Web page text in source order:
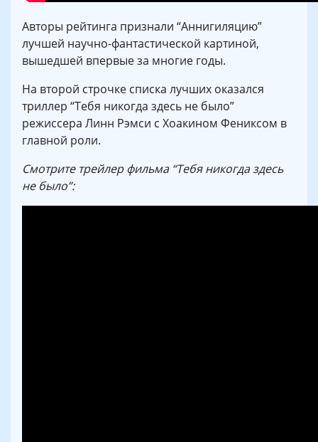
Авторы рейтинга признали “Аннигиляцию”
лучшей научно-фантастической картиной,
вышедшей впервые за многие годы.
На второй строчке списка лучших оказался
триллер “Тебя никогда здесь не было”
режиссера Линн Рэмси с Хоакином Фениксом в
главной роли.
Смотрите трейлер фильма “Тебя никогда здесь
не было”: